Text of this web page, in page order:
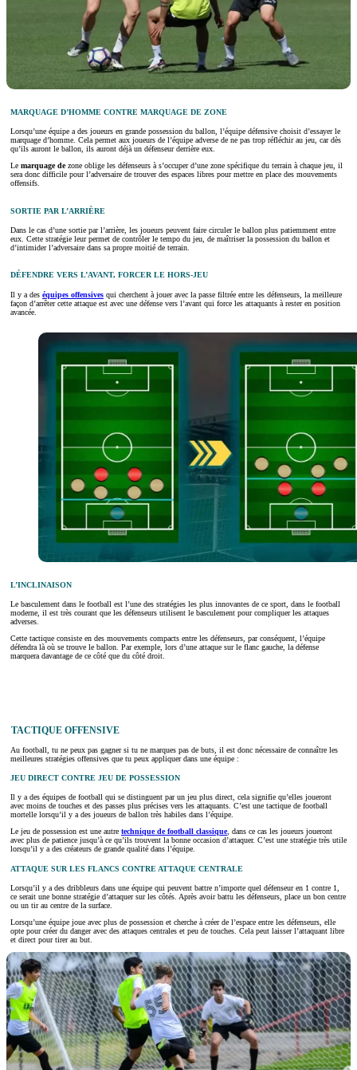
MARQUAGE D’HOMME CONTRE MARQUAGE DE ZONE
Lorsqu’une équipe a des joueurs en grande possession du ballon, l’équipe défensive choisit d’essayer le
marquage d’homme. Cela permet aux joueurs de l’équipe adverse de ne pas trop réfléchir au jeu, car dès
qu’ils auront le ballon, ils auront déjà un défenseur derrière eux.
Le marquage dezone oblige les défenseurs à s’occuper d’une zone spécifique du terrain à chaque jeu, il
sera donc difficile pour l’adversaire de trouver des espaces libres pour mettre en place des mouvements
offensifs.
SORTIE PAR L’ARRIÈRE
Dans le cas d’une sortie par l’arrière, les joueurs peuvent faire circuler le ballon plus patiemment entre
eux. Cette stratégie leur permet de contrôler le tempo du jeu, de maîtriser la possession du ballon et
d’intimider l’adversaire dans sa propre moitié de terrain.
DÉFENDRE VERS L’AVANT, FORCER LE HORS-JEU
Il y a des équipes offensives qui cherchent à jouer avec la passe filtrée entre les défenseurs, la meilleure
façon d’arrêter cette attaque est avec une défense vers l’avant qui force les attaquants à rester en position
avancée.
L’INCLINAISON
Le basculement dans le football est l’une des stratégies les plus innovantes de ce sport, dans le football
moderne, il est très courant que les défenseurs utilisent le basculement pour compliquer les attaques
adverses.
Cette tactique consiste en des mouvements compacts entre les défenseurs, par conséquent, l’équipe
défendra là où se trouve le ballon. Par exemple, lors d’une attaque sur le flanc gauche, la défense
marquera davantage de ce côté que du côté droit.
TACTIQUE OFFENSIVE
Au football, tu ne peux pas gagner si tu ne marques pas de buts, il est donc nécessaire de connaître les
meilleures stratégies offensives que tu peux appliquer dans une équipe :
JEU DIRECT CONTRE JEU DE POSSESSION
Il y a des équipes de football qui se distinguent par un jeu plus direct, cela signifie qu’elles joueront
avec moins de touches et des passes plus précises vers les attaquants. C’est une tactique de football
mortelle lorsqu’il y a des joueurs de ballon très habiles dans l’équipe.
Le jeu de possession est une autre technique de football classique, dans ce cas les joueurs joueront
avec plus de patience jusqu’à ce qu’ils trouvent la bonne occasion d’attaquer. C’est une stratégie très utile
lorsqu’il y a des créateurs de grande qualité dans l’équipe.
ATTAQUE SUR LES FLANCS CONTRE ATTAQUE CENTRALE
Lorsqu’il y a des dribbleurs dans une équipe qui peuvent battre n’importe quel défenseur en 1 contre 1,
ce serait une bonne stratégie d’attaquer sur les côtés. Après avoir battu les défenseurs, place un bon centre
ou un tir au centre de la surface.
Lorsqu’une équipe joue avec plus de possession et cherche à créer de l’espace entre les défenseurs, elle
opte pour créer du danger avec des attaques centrales et peu de touches. Cela peut laisser l’attaquant libre
et direct pour tirer au but.